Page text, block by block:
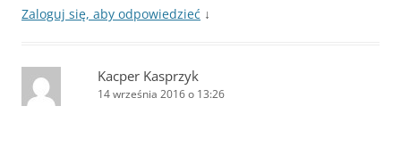
Zaloguj się, aby odpowiedzieć ↓
Kacper Kasprzyk
14 września 2016 o 13:26